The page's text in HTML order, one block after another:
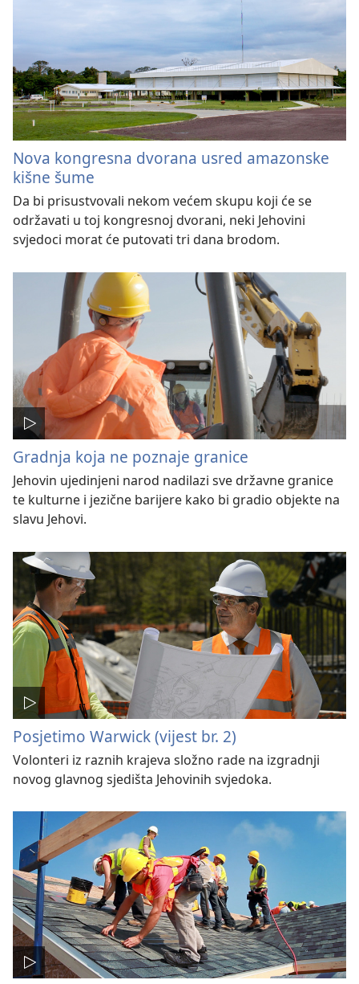
Nova kongresna dvorana usred amazonske
kišne šume
Da bi prisustvovali nekom većem skupu koji će se
održavati u toj kongresnoj dvorani, neki Jehovini
svjedoci morat će putovati tri dana brodom.
Gradnja koja ne poznaje granice
Jehovin ujedinjeni narod nadilazi sve državne granice
te kulturne i jezične barijere kako bi gradio objekte na
slavu Jehovi.
Posjetimo Warwick (vijest br. 2)
Volonteri iz raznih krajeva složno rade na izgradnji
novog glavnog sjedišta Jehovinih svjedoka.